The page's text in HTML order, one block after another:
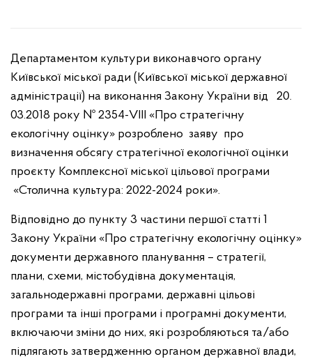
Департаментом культури виконавчого органу
Київської міської ради (Київської міської державної
адміністрації) на виконання Закону України від 20.
03.2018 року № 2354-VIII «Про стратегічну
екологічну оцінку» розроблено заяву про
визначення обсягу стратегічної екологічної оцінки
проєкту Комплексної міської цільової програми
«Столична культура: 2022-2024 роки».
Відповідно до пункту 3 частини першої статті 1
Закону України «Про стратегічну екологічну оцінку»
документи державного планування – стратегії,
плани, схеми, містобудівна документація,
загальнодержавні програми, державні цільові
програми та інші програми і програмні документи,
включаючи зміни до них, які розробляються та/або
підлягають затвердженню органом державної влади,